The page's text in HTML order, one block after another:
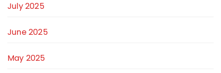
July 2025
June 2025
May 2025